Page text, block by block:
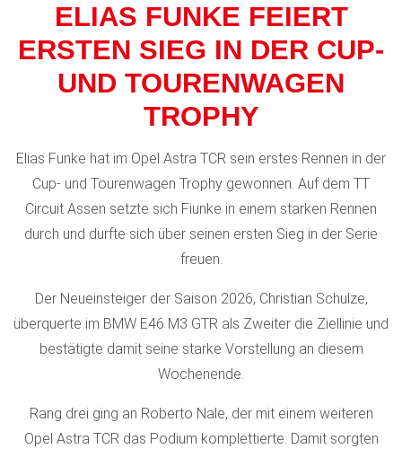
ELIAS FUNKE FEIERT
ERSTEN SIEG IN DER CUP-
UND TOURENWAGEN
TROPHY
Elias Funke hat im Opel Astra TCR sein erstes Rennen in der
Cup- und Tourenwagen Trophy gewonnen. Auf dem TT
Circuit Assen setzte sich Fiunke in einem starken Rennen
durch und durfte sich über seinen ersten Sieg in der Serie
freuen.
Der Neueinsteiger der Saison 2026, Christian Schulze,
überquerte im BMW E46 M3 GTR als Zweiter die Ziellinie und
bestätigte damit seine starke Vorstellung an diesem
Wochenende.
Rang drei ging an Roberto Nale, der mit einem weiteren
Opel Astra TCR das Podium komplettierte. Damit sorgten